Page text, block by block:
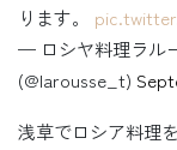
ります。
— ロシヤ料理ラル
(@larousse_t)
浅草でロシア料理